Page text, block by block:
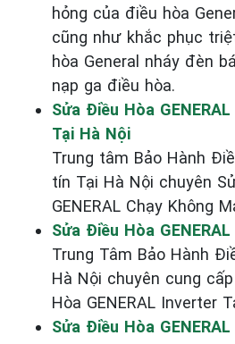
hỏng của điều hòa
cũng như khắc phục
hòa General nháy đèn
nạp ga điều hòa.
Sửa Điều Hòa
Tại Hà Nội
Trung tâm Bảo Hành
tín Tại Hà Nội chuyên
GENERAL Chạy Không
Sửa Điều Hòa
Trung Tâm Bảo Hành
Hà Nội chuyên cung
Hòa GENERAL Inverter
Sửa Điều Hòa